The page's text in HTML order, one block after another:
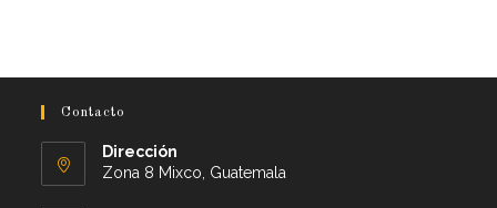
Contacto
Dirección
Zona 8 Mixco, Guatemala